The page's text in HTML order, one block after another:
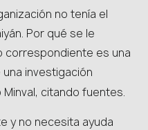
no tenía el
Por qué se le
correspondiente es una
investigación
Minval, citando fuentes.
y no necesita ayuda